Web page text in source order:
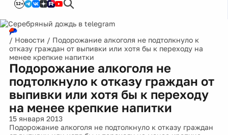
12+
/ Новости / Подорожание алкоголя не подтолкнуло к
отказу граждан от выпивки или хотя бы к переходу на
менее крепкие напитки
Подорожание алкоголя не
подтолкнуло к отказу граждан от
выпивки или хотя бы к переходу
на менее крепкие напитки
15 января 2013
Подорожание алкоголя не подтолкнуло к отказу граждан